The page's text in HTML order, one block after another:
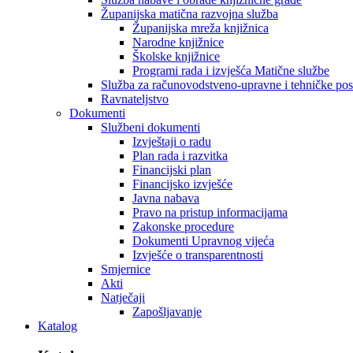
Županijska matična razvojna služba
Županijska mreža knjižnica
Narodne knjižnice
Školske knjižnice
Programi rada i izvješća Matične službe
Služba za računovodstveno-upravne i tehničke
Ravnateljstvo
Dokumenti
Službeni dokumenti
Izvještaji o radu
Plan rada i razvitka
Financijski plan
Financijsko izvješće
Javna nabava
Pravo na pristup informacijama
Zakonske procedure
Dokumenti Upravnog vijeća
Izvješće o transparentnosti
Smjernice
Akti
Natječaji
Zapošljavanje
Katalog